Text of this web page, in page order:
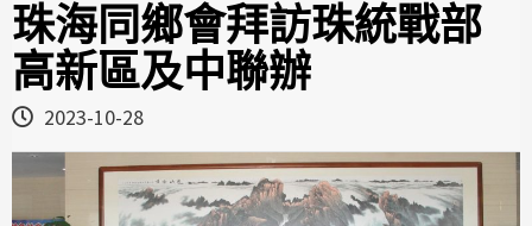
珠海同鄉會拜訪珠統戰部
高新區及中聯辦
2023-10-28